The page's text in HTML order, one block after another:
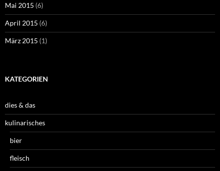
Mai 2015 (6)
April 2015 (6)
März 2015 (1)
KATEGORIEN
dies & das
kulinarisches
bier
fleisch